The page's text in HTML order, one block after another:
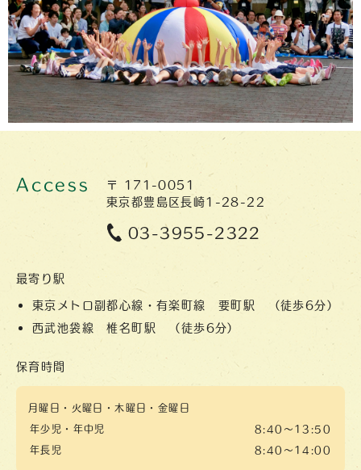
Access
〒 171-0051
東京都豊島区長崎1-28-22
03-3955-2322
最寄り駅
東京メトロ副都心線・有楽町線 要町駅 （徒歩6分）
西武池袋線 椎名町駅 （徒歩6分）
保育時間
月曜日・火曜日・木曜日・金曜日
年少児・年中児
8:40～13:50
年長児
8:40～14:00